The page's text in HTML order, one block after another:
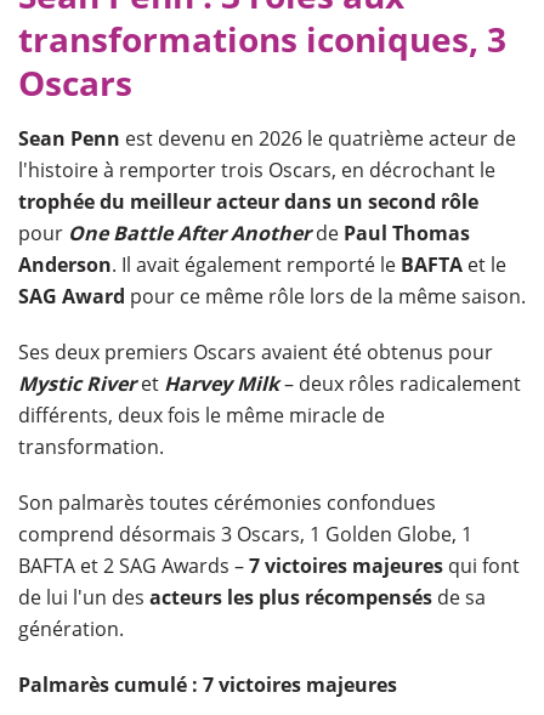
transformations iconiques, 3
Oscars
Sean Penn est devenu en 2026 le quatrième acteur de
l'histoire à remporter trois Oscars, en décrochant le
trophée du meilleur acteur dans un second rôle
pour One Battle After Anotherde Paul Thomas
Anderson. Il avait également remporté le BAFTA et le
SAG Award pour ce même rôle lors de la même saison.
Ses deux premiers Oscars avaient été obtenus pour
Mystic River et Harvey Milk– deux rôles radicalement
différents, deux fois le même miracle de
transformation.
Son palmarès toutes cérémonies confondues
comprend désormais 3 Oscars, 1 Golden Globe, 1
BAFTA et 2 SAG Awards –7 victoires majeures qui font
de lui l'un des acteurs les plus récompensés de sa
génération.
Palmarès cumulé : 7 victoires majeures